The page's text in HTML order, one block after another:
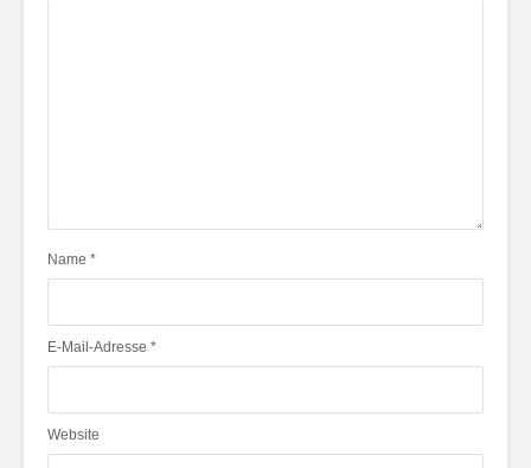
Name *
E-Mail-Adresse *
Website